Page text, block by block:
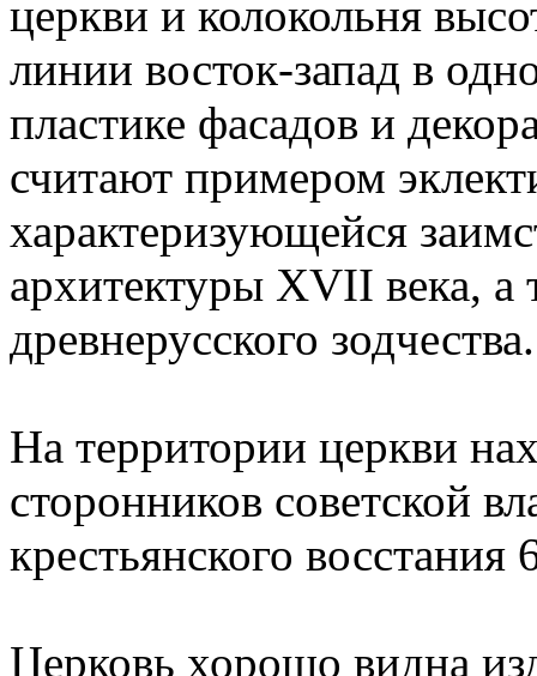
церкви и колокольня
линии восток-запад в
пластике фасадов и
считают примером
характеризующейся
архитектуры XVII века, а
древнерусского зодчества.
На территории церкви
сторонников советской
крестьянского
Церковь хорошо видна